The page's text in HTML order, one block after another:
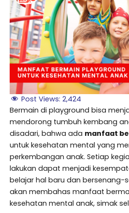
Post Views: 2,424
Bermain di playground bisa
mendorong tumbuh kembang
disadari, bahwa ada manfaat
untuk kesehatan mental yang
perkembangan anak. Setiap
lakukan dapat menjadi
belajar hal baru dan bersenang-
akan membahas manfaat
kesehatan mental anak, simak